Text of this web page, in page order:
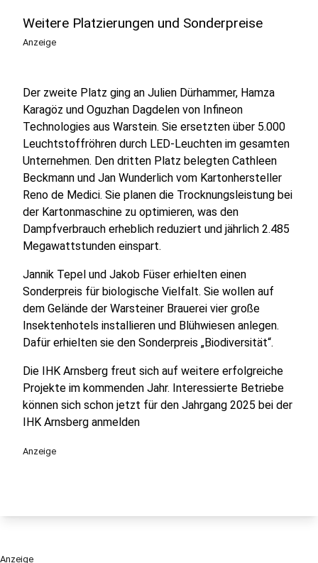
Weitere Platzierungen und Sonderpreise
Anzeige
Der zweite Platz ging an Julien Dürhammer, Hamza
Karagöz und Oguzhan Dagdelen von Infineon
Technologies aus Warstein. Sie ersetzten über 5.000
Leuchtstoffröhren durch LED-Leuchten im gesamten
Unternehmen. Den dritten Platz belegten Cathleen
Beckmann und Jan Wunderlich vom Kartonhersteller
Reno de Medici. Sie planen die Trocknungsleistung bei
der Kartonmaschine zu optimieren, was den
Dampfverbrauch erheblich reduziert und jährlich 2.485
Megawattstunden einspart.
Jannik Tepel und Jakob Füser erhielten einen
Sonderpreis für biologische Vielfalt. Sie wollen auf
dem Gelände der Warsteiner Brauerei vier große
Insektenhotels installieren und Blühwiesen anlegen.
Dafür erhielten sie den Sonderpreis „Biodiversität“.
Die IHK Arnsberg freut sich auf weitere erfolgreiche
Projekte im kommenden Jahr. Interessierte Betriebe
können sich schon jetzt für den Jahrgang 2025 bei der
IHK Arnsberg anmelden
Anzeige
Anzeige